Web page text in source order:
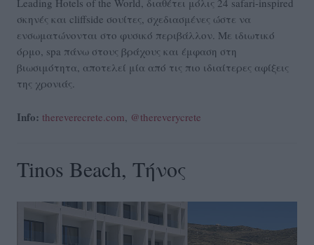
σκηνές και cliffside σουίτες, σχεδιασμένες ώστε να
ενσωματώνονται στο φυσικό περιβάλλον. Με ιδιωτικό
όρμο, spa πάνω στους βράχους και έμφαση στη
βιωσιμότητα, αποτελεί μία από τις πιο ιδιαίτερες αφίξεις
της χρονιάς.
Info: thereverecrete.com @thereverycrete
Tinos Beach, Τήνος